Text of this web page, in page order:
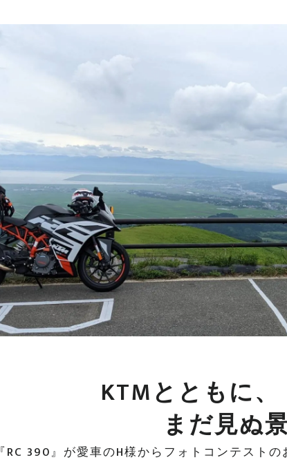
KTMとともに、
まだ見ぬ景色
『RC 390』が愛車のH様からフォトコンテスト